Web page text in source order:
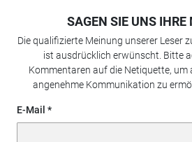
SAGEN SIE UNS IHRE
Die qualifizierte Meinung unserer Leser
ist ausdrücklich erwünscht. Bitte
Kommentaren auf die Netiquette, um
angenehme Kommunikation zu
E-Mail